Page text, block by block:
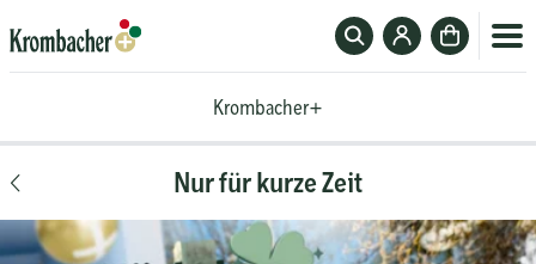
Suchfeld
ein-
Zum
Krombacher-
Zur
Kasse
Krombacher+
Nur für kurze Zeit